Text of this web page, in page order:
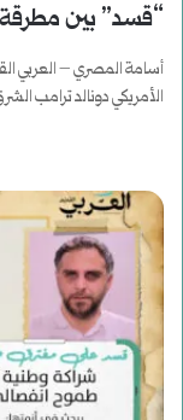
“قسد” بين مطرقة
أسامة المصري – العربي
الأمريكي دونالد ترامب